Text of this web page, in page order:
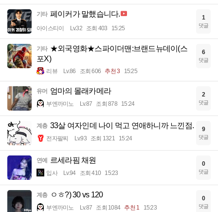
기타 페이커가 말했습니다.
아이스티이 Lv.32 조회 403 15:25
1
댓글
기타 ★외국영화★스파이더맨:브랜드뉴데이(스
포X)
리뷰 Lv.86 조회 606 추천 3 15:25
6
댓글
유머 엄마의 몰래카메라
부엔까미노 Lv.87 조회 878 15:24
2
댓글
계층 33살 여자인데 나이 먹고 연애하니까 느낀점.
전자팔찌 Lv.93 조회 1321 15:24
9
댓글
연예 르세라핌 채원
입사 Lv.94 조회 410 15:23
0
댓글
계층 ㅇㅎ?) 30 vs 120
부엔까미노 Lv.87 조회 1084 추천 1 15:23
0
댓글